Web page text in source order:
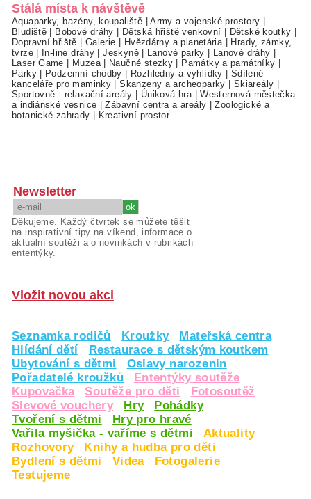
Stálá místa k návštěvě
Aquaparky, bazény, koupaliště |Army a vojenské prostory
Bludiště
Bobové dráhy Dětská hřiště venkovní Dětské koutky
Dopravní hřiště
Galerie Hvězdárny a planetária|
Hrady, zámky,
tvrze| In-line dráhy |Jeskyně| Lanové parky Lanové dráhy
Laser Game
Muzea| Naučné stezky Památky a památníky
Parky| Podzemní chodby Rozhledny a vyhlídky
Sdílené
kanceláře pro maminky |Skanzeny a archeoparky Skiareály
Sportovně - relaxační areály
Úniková hra|Westernová městečka
a indiánské vesnice |Zábavní centra a areály |Zoologické a
botanické zahrady
Kreativní prostor
Newsletter
Děkujeme. Každý čtvrtek se můžete těšit
na inspirativní tipy na víkend, informace o
aktuální soutěži a o novinkách v rubrikách
ententýky.
Vložit novou akci
Seznamka rodičů Kroužky
Mateřská centra
Hlídání dětí
Restaurace s dětským koutkem
Ubytování s dětmi
Oslavy narozenin
Pořadatelé kroužků
Ententýky soutěže
Kupovačka
Soutěže pro děti
Fotosoutěž
Slevové vouchery
Hry
Pohádky
Tvoření s dětmi
Hry pro hravé
Vařila myšička - vaříme s dětmi
Aktuality
Rozhovory
Knihy a hudba pro děti
Bydlení s dětmi
Videa
Fotogalerie
Testujeme